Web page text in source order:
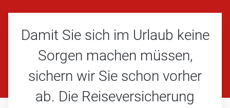
Damit Sie sich im Urlaub keine
Sorgen machen müssen,
sichern wir Sie schon vorher
ab. Die Reiseversicherung